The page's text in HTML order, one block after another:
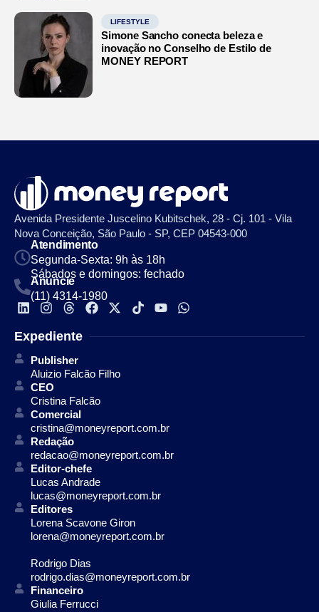
LIFESTYLE
Simone Sancho conecta beleza e
inovação no Conselho de Estilo de
MONEY REPORT
Avenida Presidente Juscelino Kubitschek, 28 - Cj. 101 - Vila
Nova Conceição, São Paulo - SP, CEP 04543-000
Atendimento
Segunda-Sexta: 9h às 18h
Sábados e domingos: fechado
Anuncie
(11) 4314-1980
Expediente
Publisher
Aluizio Falcão Filho
CEO
Cristina Falcão
Comercial
cristina@moneyreport.com.br
Redação
redacao@moneyreport.com.br
Editor-chefe
Lucas Andrade
lucas@moneyreport.com.br
Editores
Lorena Scavone Giron
lorena@moneyreport.com.br
Rodrigo Dias
rodrigo.dias@moneyreport.com.br
Financeiro
Giulia Ferrucci